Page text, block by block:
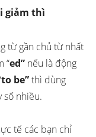
giảm thì
từ gần chủ từ nhất
“ed” nếu là động
to be”thì dùng
số nhiều.
tế các bạn chỉ